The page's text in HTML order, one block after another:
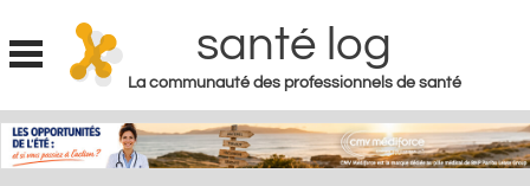
Jump to navigation
santé log
La communauté des professionnels de santé
MON COMPTE